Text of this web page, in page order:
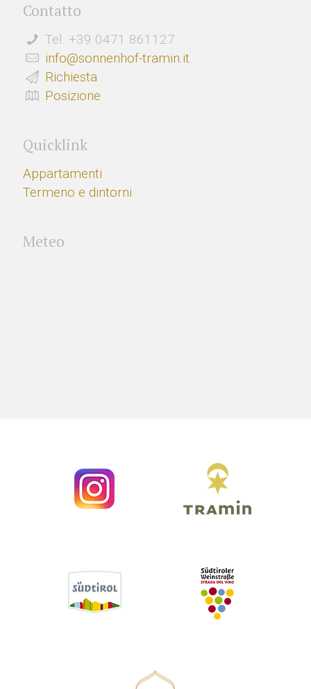
Contatto
Tel. +39 0471 861127
info@sonnenhof-tramin.it
Richiesta
Posizione
Quicklink
Appartamenti
Termeno e dintorni
Meteo